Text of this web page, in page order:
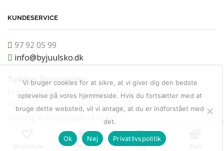
KUNDESERVICE
97 92 05 99
info@byjuulsko.dk
Telefon åbningstider:
Mandag - Fredag kl 10.00 - 16.00
Lørdag kl 10.00 - 13.00
Søndag & helligdage - Lukket
Ønskeliste Shop Søg Kurv
Vi bruger cookies for at sikre, at vi giver dig den bedste
oplevelse på vores hjemmeside. Hvis du fortsætter med at
bruge dette websted, vil vi antage, at du er indforstået med
det.
Ok Nej Privatlivspolitik